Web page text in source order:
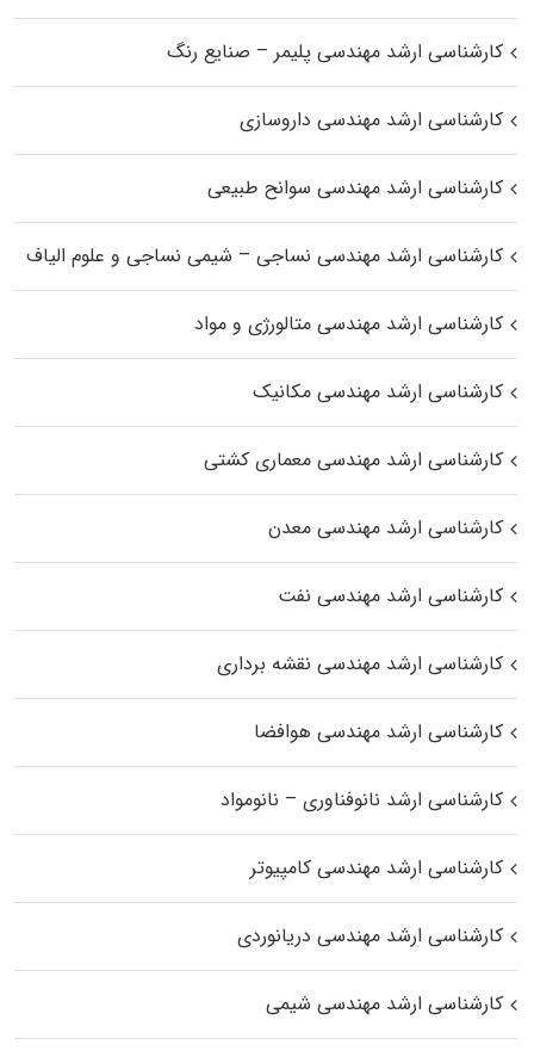
کارشناسی ارشد مهندسی پلیمر – صنایع رنگ
کارشناسی ارشد مهندسی داروسازی
کارشناسی ارشد مهندسی سوانح طبیعی
کارشناسی ارشد مهندسی نساجی – شیمی نساجی و علوم الیاف
کارشناسی ارشد مهندسی متالورژی و مواد
کارشناسی ارشد مهندسی مکانیک
کارشناسی ارشد مهندسی معماری کشتی
کارشناسی ارشد مهندسی معدن
کارشناسی ارشد مهندسی نفت
کارشناسی ارشد مهندسی نقشه برداری
کارشناسی ارشد مهندسی هوافضا
کارشناسی ارشد نانوفناوری – نانومواد
کارشناسی ارشد مهندسی کامپیوتر
کارشناسی ارشد مهندسی دریانوردی
کارشناسی ارشد مهندسی شیمی